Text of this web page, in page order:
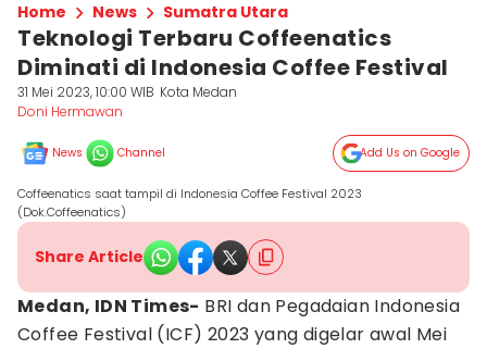
Home News Sumatra Utara
Teknologi Terbaru Coffeenatics
Diminati di Indonesia Coffee Festival
31 Mei 2023, 10:00 WIB Kota Medan
Doni Hermawan
News Channel Add Us on Google
Coffeenatics saat tampil di Indonesia Coffee Festival 2023
(Dok.Coffeenatics)
Share Article
Medan, IDN Times- BRI dan Pegadaian Indonesia
Coffee Festival (ICF) 2023 yang digelar awal Mei